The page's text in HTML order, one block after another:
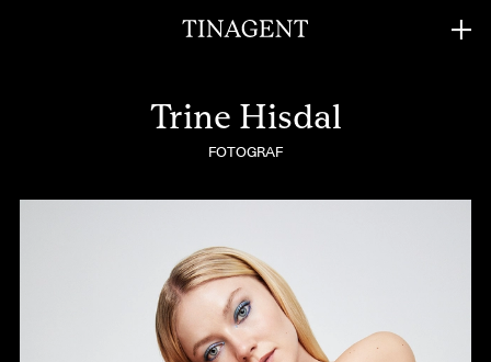
Trine Hisdal
FOTOGRAF